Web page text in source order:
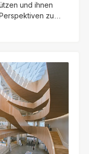
und ihnen
zu